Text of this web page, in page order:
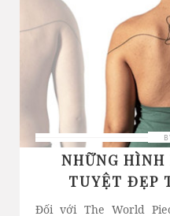
NHỮNG
TUYỆT ĐẸP
Đối với The World